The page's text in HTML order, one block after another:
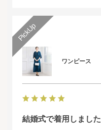
ワンピース
結婚式で着用しました